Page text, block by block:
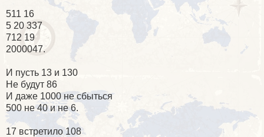
511 16
5 20 337
712 19
2000047.
И пусть 13 и 130
Не будут 86
И даже 1000 не сбыться
500 не 40 и не 6.
17 встретило 108